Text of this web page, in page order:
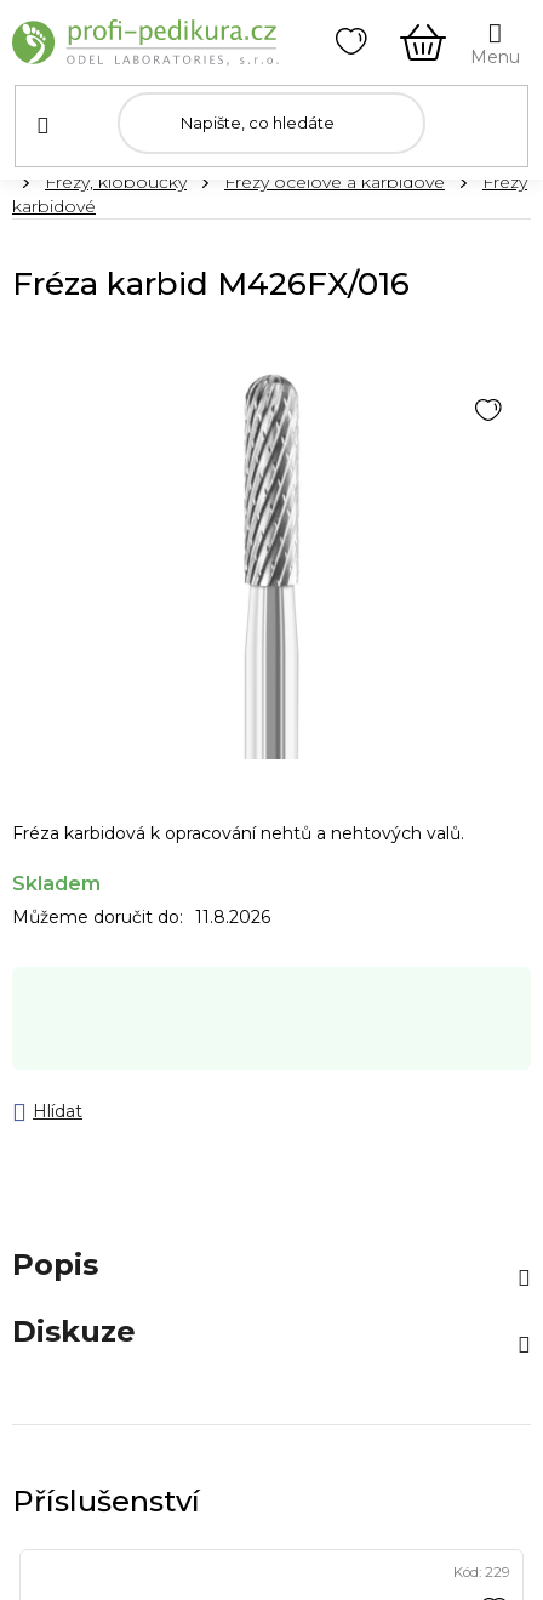
na
obsah
NÁKUPNÍ
KOŠÍK
DomůFrézy, kloboučky Frézy ocelové a karbidové
Frézy
karbidové
Fréza karbidová k opracování nehtů a nehtových valů.
Skladem
Můžeme doručit do: 11.8.2026
Hlídat
Fréza karbid M426FX/016
Popis
Diskuze
Kód: 229